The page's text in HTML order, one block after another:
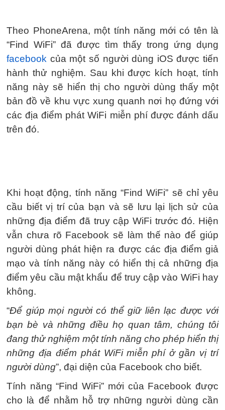
Theo PhoneArena, một tính năng mới có tên là
“Find WiFi” đã được tìm thấy trong ứng dụng
facebook của một số người dùng iOS được tiến
hành thử nghiệm. Sau khi được kích hoạt, tính
năng này sẽ hiển thị cho người dùng thấy một
bản đồ về khu vực xung quanh nơi họ đứng với
các địa điểm phát WiFi miễn phí được đánh dấu
trên đó.
Khi hoạt động, tính năng “Find WiFi” sẽ chỉ yêu
cầu biết vị trí của bạn và sẽ lưu lại lịch sử của
những địa điểm đã truy cập WiFi trước đó. Hiện
vẫn chưa rõ Facebook sẽ làm thế nào để giúp
người dùng phát hiện ra được các địa điểm giả
mạo và tính năng này có hiển thị cả những địa
điểm yêu cầu mật khẩu để truy cập vào WiFi hay
không.
“Để giúp mọi người có thể giữ liên lạc được với
bạn bè và những điều họ quan tâm, chúng tôi
đang thử nghiệm một tính năng cho phép hiển thị
những địa điểm phát WiFi miễn phí ở gần vị trí
người dùng”, đại diện của Facebook cho biết.
Tính năng “Find WiFi” mới của Facebook được
cho là để nhằm hỗ trợ những người dùng cần